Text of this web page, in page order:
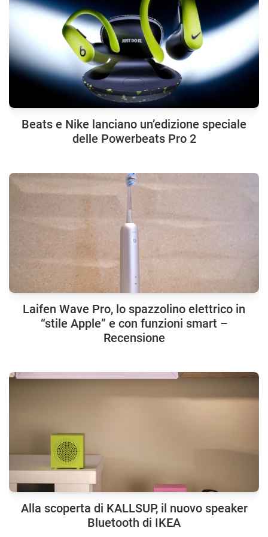
Beats e Nike lanciano un’edizione speciale
delle Powerbeats Pro 2
Laifen Wave Pro, lo spazzolino elettrico in
“stile Apple” e con funzioni smart –
Recensione
Alla scoperta di KALLSUP, il nuovo speaker
Bluetooth di IKEA